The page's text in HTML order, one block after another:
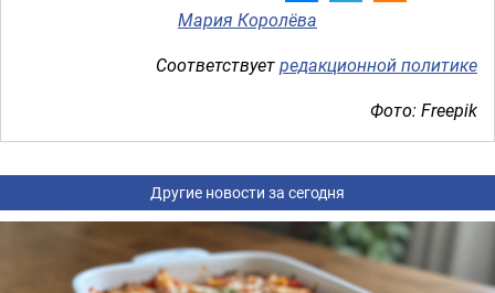
Мария Королёва
Соответствуетредакционной политике
Фото: Freepik
Другие новости за сегодня